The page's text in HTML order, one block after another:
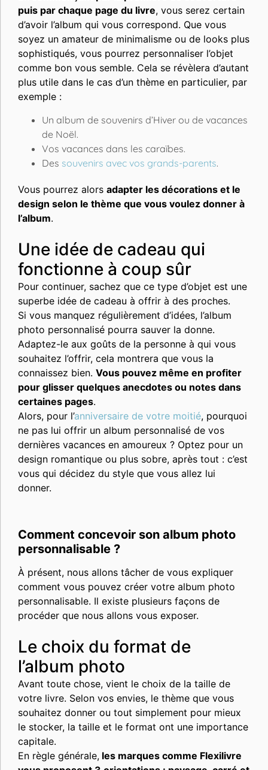
puis par chaque page du livre, vous serez certain
d’avoir l’album qui vous correspond. Que vous
soyez un amateur de minimalisme ou de looks plus
sophistiqués, vous pourrez personnaliser l’objet
comme bon vous semble. Cela se révèlera d’autant
plus utile dans le cas d’un thème en particulier, par
exemple :
Un album de souvenirs d’Hiver ou de vacances
de Noël.
Vos vacances dans les caraïbes.
Des souvenirs avec vos grands-parents.
Vous pourrez alors adapter les décorations et le
design selon le thème que vous voulez donner à
l’album.
Une idée de cadeau qui
fonctionne à coup sûr
Pour continuer, sachez que ce type d’objet est une
superbe idée de cadeau à offrir à des proches.
Si vous manquez régulièrement d’idées, l’album
photo personnalisé pourra sauver la donne.
Adaptez-le aux goûts de la personne à qui vous
souhaitez l’offrir, cela montrera que vous la
connaissez bien. Vous pouvez même en profiter
pour glisser quelques anecdotes ou notes dans
certaines pages.
Alors, pour l’anniversaire de votre moitié, pourquoi
ne pas lui offrir un album personnalisé de vos
dernières vacances en amoureux ? Optez pour un
design romantique ou plus sobre, après tout : c’est
vous qui décidez du style que vous allez lui
donner.
Comment concevoir son album photo
personnalisable ?
À présent, nous allons tâcher de vous expliquer
comment vous pouvez créer votre album photo
personnalisable. Il existe plusieurs façons de
procéder que nous allons vous exposer.
Le choix du format de
l’album photo
Avant toute chose, vient le choix de la taille de
votre livre. Selon vos envies, le thème que vous
souhaitez donner ou tout simplement pour mieux
le stocker, la taille et le format ont une importance
capitale.
En règle générale, les marques comme Flexilivre